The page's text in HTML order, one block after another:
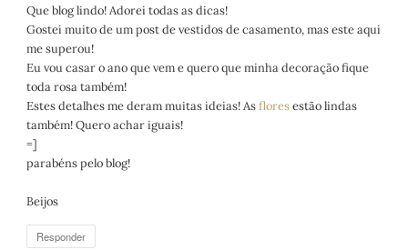
e
:
Que blog lindo! Adorei todas as dicas!
Gostei muito de um post de vestidos de casamento, mas este aqui
me superou!
Eu vou casar o ano que vem e quero que minha decoração fique
toda rosa também!
Estes detalhes me deram muitas ideias! Asfloresestão lindas
também! Quero achar iguais!
=]
parabéns pelo blog!
Beijos
Responder